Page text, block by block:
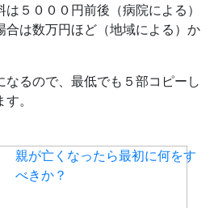
５０００円前後（病院による）
合は数万円ほど（地域による）か
なるので、最低でも５部コピーし
。
親が亡くなったら最初に何をす
べきか？